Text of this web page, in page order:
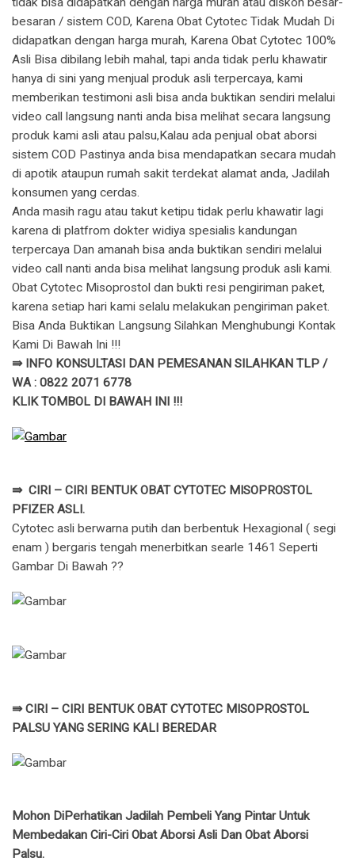
besaran / sistem COD, Karena Obat Cytotec Tidak Mudah Di
didapatkan dengan harga murah, Karena Obat Cytotec 100%
Asli Bisa dibilang lebih mahal, tapi anda tidak perlu khawatir
hanya di sini yang menjual produk asli terpercaya, kami
memberikan testimoni asli bisa anda buktikan sendiri melalui
video call langsung nanti anda bisa melihat secara langsung
produk kami asli atau palsu,Kalau ada penjual obat aborsi
sistem COD Pastinya anda bisa mendapatkan secara mudah
di apotik ataupun rumah sakit terdekat alamat anda, Jadilah
konsumen yang cerdas.
Anda masih ragu atau takut ketipu tidak perlu khawatir lagi
karena di platfrom dokter widiya spesialis kandungan
terpercaya Dan amanah bisa anda buktikan sendiri melalui
video call nanti anda bisa melihat langsung produk asli kami.
Obat Cytotec Misoprostol dan bukti resi pengiriman paket,
karena setiap hari kami selalu melakukan pengiriman paket.
Bisa Anda Buktikan Langsung Silahkan Menghubungi Kontak
Kami Di Bawah Ini !!!
⇛ INFO KONSULTASI DAN PEMESANAN SILAHKAN TLP /
WA : 0822 2071 6778
KLIK TOMBOL DI BAWAH INI !!!
⇛ CIRI – CIRI BENTUK OBAT CYTOTEC MISOPROSTOL
PFIZER ASLI.
Cytotec asli berwarna putih dan berbentuk Hexagional ( segi
enam ) bergaris tengah menerbitkan searle 1461 Seperti
Gambar Di Bawah ??
⇛ CIRI – CIRI BENTUK OBAT CYTOTEC MISOPROSTOL
PALSU YANG SERING KALI BEREDAR
Mohon DiPerhatikan Jadilah Pembeli Yang Pintar Untuk
Membedakan Ciri-Ciri Obat Aborsi Asli Dan Obat Aborsi
Palsu.